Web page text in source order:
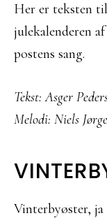
Her er teksten
julekalenderen
postens sang.
Tekst: Asger
Melodi: Niels
Vinterbyøster,